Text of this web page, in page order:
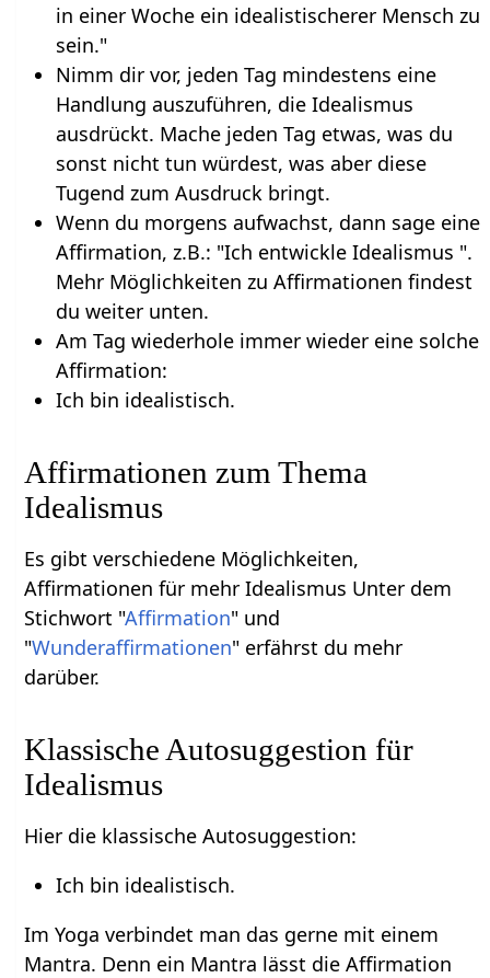
in einer Woche ein idealistischerer Mensch zu
sein."
Nimm dir vor, jeden Tag mindestens eine
Handlung auszuführen, die Idealismus
ausdrückt. Mache jeden Tag etwas, was du
sonst nicht tun würdest, was aber diese
Tugend zum Ausdruck bringt.
Wenn du morgens aufwachst, dann sage eine
Affirmation, z.B.: "Ich entwickle Idealismus ".
Mehr Möglichkeiten zu Affirmationen findest
du weiter unten.
Am Tag wiederhole immer wieder eine solche
Affirmation:
Ich bin idealistisch.
Affirmationen zum Thema
Idealismus
Es gibt verschiedene Möglichkeiten,
Affirmationen für mehr Idealismus Unter dem
Stichwort "Affirmation" und
"Wunderaffirmationen" erfährst du mehr
darüber.
Klassische Autosuggestion für
Idealismus
Hier die klassische Autosuggestion:
Ich bin idealistisch.
Im Yoga verbindet man das gerne mit einem
Mantra. Denn ein Mantra lässt die Affirmation